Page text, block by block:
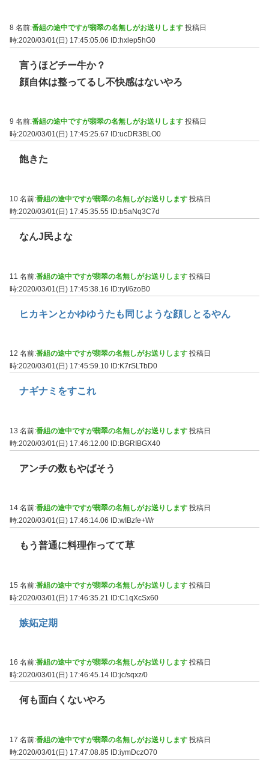
8 名前:番組の途中ですが翡翠の名無しがお送りします 投稿日
時:2020/03/01(日) 17:45:05.06 ID:hxlep5hG0
言うほどチー牛か？
顔自体は整ってるし不快感はないやろ
9 名前:番組の途中ですが翡翠の名無しがお送りします 投稿日
時:2020/03/01(日) 17:45:25.67
ID:ucDR3BLO0
飽きた
10 名前:番組の途中ですが翡翠の名無しがお送りします 投稿日
時:2020/03/01(日) 17:45:35.55
ID:b5aNq3C7d
なんJ民よな
11 名前:番組の途中ですが翡翠の名無しがお送りします 投稿日
時:2020/03/01(日) 17:45:38.16 ID:ryI/6zoB0
ヒカキンとかゆゆうたも同じような顔しとるやん
12 名前:番組の途中ですが翡翠の名無しがお送りします 投稿日
時:2020/03/01(日) 17:45:59.10 ID:K7rSLTbD0
ナギナミをすこれ
13 名前:番組の途中ですが翡翠の名無しがお送りします 投稿日
時:2020/03/01(日) 17:46:12.00 ID:BGRIBGX40
アンチの数もやばそう
14 名前:番組の途中ですが翡翠の名無しがお送りします 投稿日
時:2020/03/01(日) 17:46:14.06
ID:wIBzfe+Wr
もう普通に料理作ってて草
15 名前:番組の途中ですが翡翠の名無しがお送りします 投稿日
時:2020/03/01(日) 17:46:35.21 ID:C1qXcSx60
嫉妬定期
16 名前:番組の途中ですが翡翠の名無しがお送りします 投稿日
時:2020/03/01(日) 17:46:45.14 ID:jc/sqxz/0
何も面白くないやろ
17 名前:番組の途中ですが翡翠の名無しがお送りします 投稿日
時:2020/03/01(日) 17:47:08.85
ID:iymDczO70